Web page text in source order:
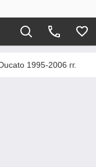
1995-2006 гг.